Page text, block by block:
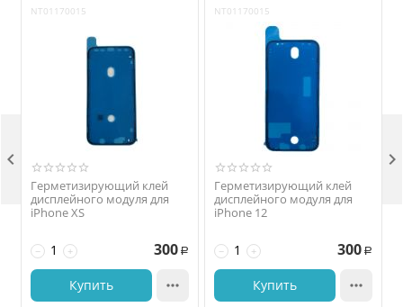
NT01170015
Герметизирующий клей
дисплейного модуля для
iPhone XS
+
− 300 Р
Купить 
NT01170015
Герметизирующий клей
дисплейного модуля для
iPhone 12
+
− 300 Р
Купить 
 